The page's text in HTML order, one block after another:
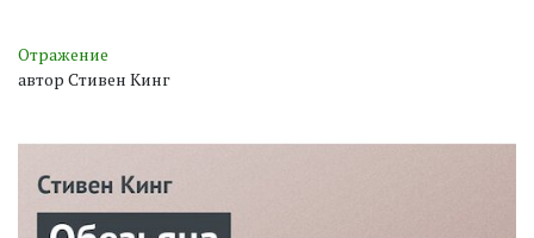
Отражение
автор Стивен Кинг